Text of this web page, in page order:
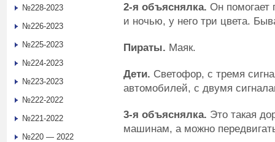
2-я объяснялка. Он помогает
и ночью, у него три цвета.
Пираты. Маяк.
Дети. Светофор, с тремя
автомобилей, с двумя
3-я объяснялка. Это такая
машинам, а можно
№228-2023
№226-2023
№225-2023
№224-2023
№223-2023
№222-2022
№221-2022
№220 — 2022